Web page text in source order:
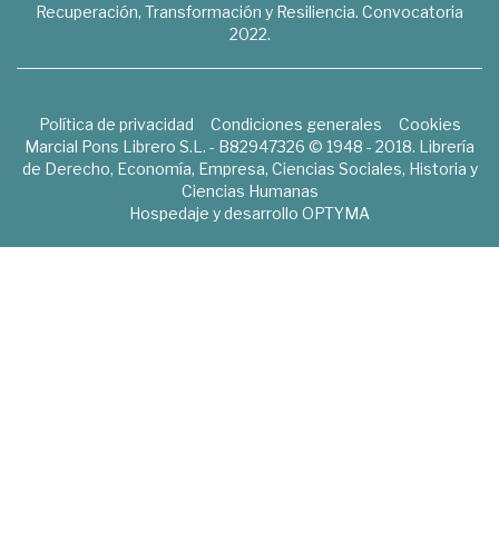
Recuperación, Transformación y Resiliencia. Convocatoria
2022.
Política de privacidad Condiciones generales
Cookies
Marcial Pons Librero S.L. - B82947326 © 1948 - 2018. Librería
de Derecho, Economía, Empresa, Ciencias Sociales, Historia y
Ciencias Humanas
Hospedaje y desarrollo OPTYMA